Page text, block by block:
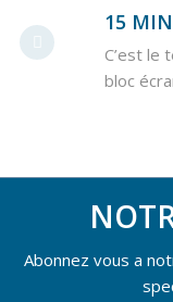
15
C’est le
bloc
Abonnez vous a